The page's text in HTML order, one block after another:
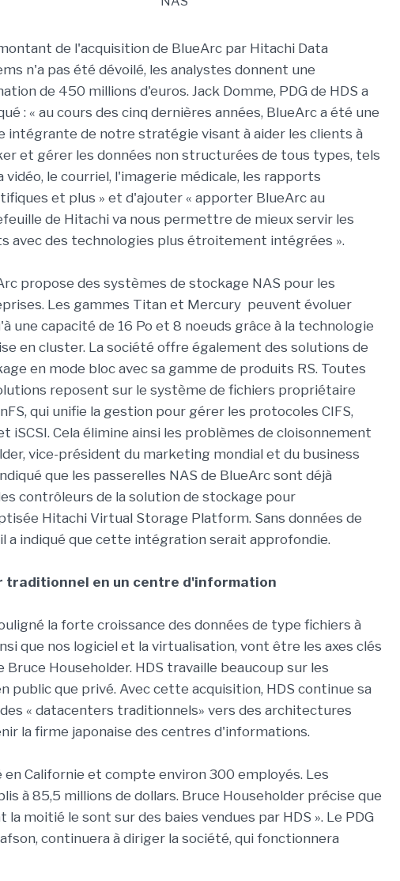
de l'acquisition de BlueArc par Hitachi Data
n'a pas été dévoilé, les analystes donnent une
de 450 millions d'euros. Jack Domme, PDG de HDS a
: « au cours des cinq dernières années, BlueArc a été une
intégrante de notre stratégie visant à aider les clients à
et gérer les données non structurées de tous types, tels
vidéo, le courriel, l'imagerie médicale, les rapports
et plus » et d'ajouter « apporter BlueArc au
de Hitachi va nous permettre de mieux servir les
avec des technologies plus étroitement intégrées ».
propose des systèmes de stockage NAS pour les
Les gammes Titan et Mercury peuvent évoluer
une capacité de 16 Po et 8 noeuds grâce à la technologie
en cluster. La société offre également des solutions de
en mode bloc avec sa gamme de produits RS. Toutes
reposent sur le système de fichiers propriétaire
qui unifie la gestion pour gérer les protocoles CIFS,
iSCSI. Cela élimine ainsi les problèmes de cloisonnement
vice-président du marketing mondial et du business
que les passerelles NAS de BlueArc sont déjà
contrôleurs de la solution de stockage pour
Hitachi Virtual Storage Platform. Sans données de
a indiqué que cette intégration serait approfondie.
en un centre d'information
la forte croissance des données de type fichiers à
que nos logiciel et la virtualisation, vont être les axes clés
Bruce Householder. HDS travaille beaucoup sur les
public que privé. Avec cette acquisition, HDS continue sa
« datacenters traditionnels» vers des architectures
la firme japonaise des centres d'informations.
en Californie et compte environ 300 employés. Les
à 85,5 millions de dollars. Bruce Householder précise que
la moitié le sont sur des baies vendues par HDS ». Le PDG
continuera à diriger la société, qui fonctionnera